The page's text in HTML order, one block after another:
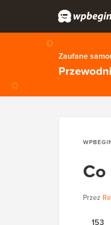
Zaufane
Przez
153